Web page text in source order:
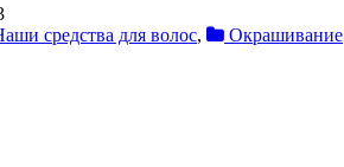
средства для волос, Окрашивание